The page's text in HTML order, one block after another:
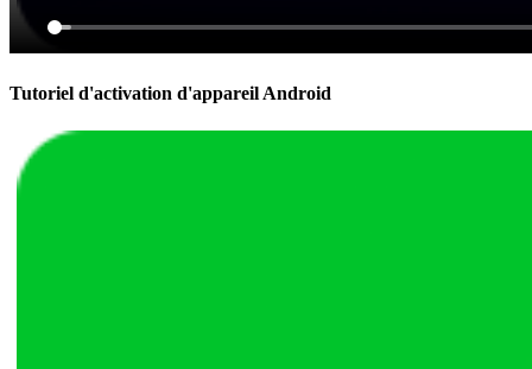
Tutoriel d'activation d'appareil Android